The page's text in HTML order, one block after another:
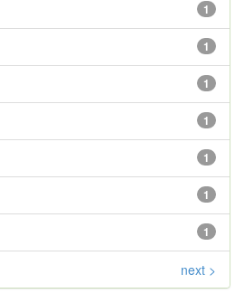
1
1
1
1
1
1
1
next >